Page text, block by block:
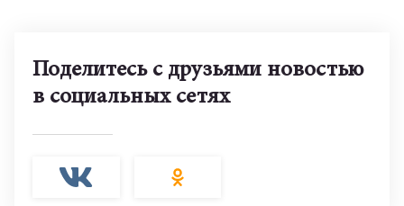
Поделитесь с друзьями новостью
в социальных сетях